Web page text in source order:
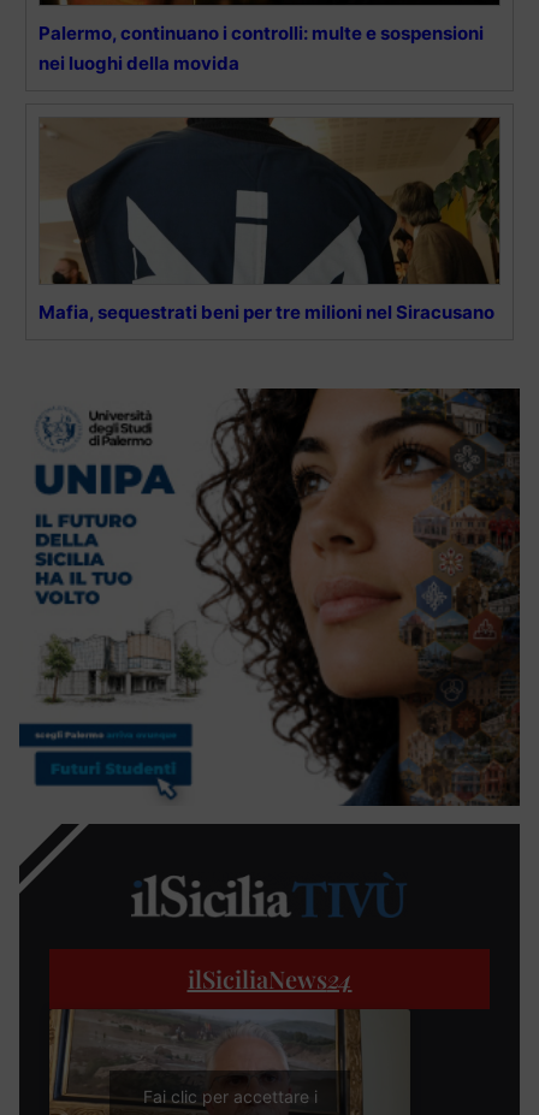
Palermo, continuano i controlli: multe e sospensioni
nei luoghi della movida
Mafia, sequestrati beni per tre milioni nel Siracusano
ilSiciliaNews24
Fai clic per accettare i